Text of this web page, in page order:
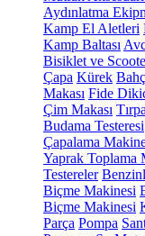
Aydınlatma
Kamp El Aletleri
Kamp Baltası
Bisiklet ve
Çapa Kürek
Makası Fide
Çim Makası
Budama Testeresi
Çapalama
Yaprak Toplama
Testereler
Biçme Makinesi
Biçme Makinesi
Parça Pompa